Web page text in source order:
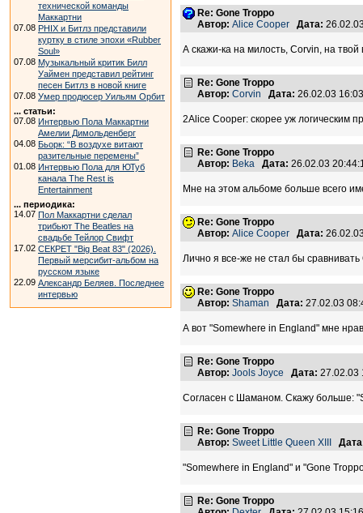
технической команды
Маккартни
07.08 PHIX и Битлз представили
куртку в стиле эпохи «Rubber
Soul»
07.08 Музыкальный критик Билл
Уаймен представил рейтинг
песен Битлз в новой книге
07.08 Умер продюсер Уильям Орбит
... статьи:
07.08 Интервью Пола Маккартни
Амелии Димольденберг
04.08 Бьорк: “В воздухе витают
разительные перемены”
01.08 Интервью Пола для ЮТуб
канала The Rest is
Entertainment
... периодика:
14.07 Пол Маккартни сделал
трибьют The Beatles на
свадьбе Тейлор Свифт
17.02 СЕКРЕТ "Big Beat 83" (2026).
Первый мерсибит-альбом на
русском языке
22.09 Александр Беляев. Последнее
интервью
Re: Gone Troppo
Автор: Alice Cooper Дата:
А скажи-ка на милость, Corvin, на
Re: Gone Troppo
Автор: Corvin Дата: 26.02.03
2Alice Cooper: скорее уж логическим
Re: Gone Troppo
Автор: Beka Дата: 26.02.03
Мне на этом альбоме больше всего
Re: Gone Troppo
Автор: Alice Cooper Дата:
Лично я все-же не стал бы
Re: Gone Troppo
Автор: Shaman Дата: 27.02.03
А вот "Somewhere in England" мне
Re: Gone Troppo
Автор: Jools Joyce Дата: 27.02.03
Согласен с Шаманом. Скажу больше:
Re: Gone Troppo
Автор: Sweet Little Queen XIII
"Somewhere in England" и "Gone
Re: Gone Troppo